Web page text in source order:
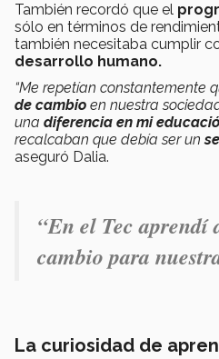
También recordó que el
sólo en términos de
también necesitaba cumplir
desarrollo humano.
“Me repetían constantemente
de cambio en nuestra
una diferencia en mi
recalcaban que debía ser un
aseguró Dalia.
“En el Tec aprendí
cambio para
La curiosidad de